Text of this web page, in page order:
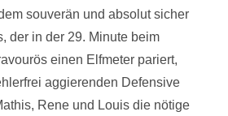
souverän und absolut sicher
der in der 29. Minute beim
einen Elfmeter pariert,
aggierenden Defensive
Rene und Louis die nötige